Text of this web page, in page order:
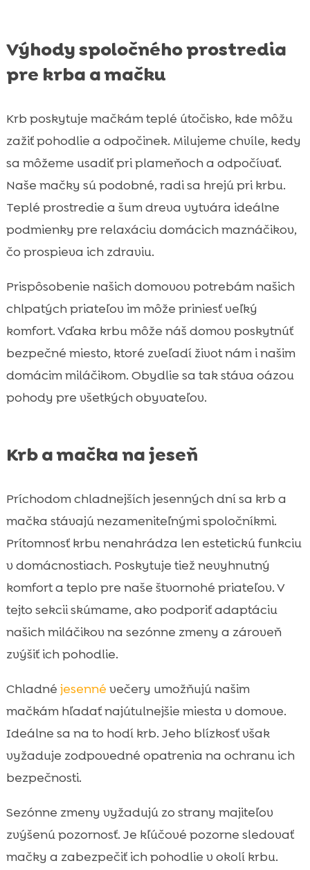
Výhody spoločného prostredia
pre krba a mačku
Krb poskytuje mačkám teplé útočisko, kde môžu
zažiť pohodlie a odpočinek. Milujeme chvíle, kedy
sa môžeme usadiť pri plameňoch a odpočívať.
Naše mačky sú podobné, radi sa hrejú pri krbu.
Teplé prostredie a šum dreva vytvára ideálne
podmienky pre relaxáciu domácich maznáčikov,
čo prospieva ich zdraviu.
Prispôsobenie našich domovov potrebám našich
chlpatých priateľov im môže priniesť veľký
komfort. Vďaka krbu môže náš domov poskytnúť
bezpečné miesto, ktoré zveľadí život nám i našim
domácim miláčikom. Obydlie sa tak stáva oázou
pohody pre všetkých obyvateľov.
Krb a mačka na jeseň
Príchodom chladnejších jesenných dní sa krb a
mačka stávajú nezameniteľnými spoločníkmi.
Prítomnosť krbu nenahrádza len estetickú funkciu
v domácnostiach. Poskytuje tiež nevyhnutný
komfort a teplo pre naše štvornohé priateľov. V
tejto sekcii skúmame, ako podporiť adaptáciu
našich miláčikov na sezónne zmeny a zároveň
zvýšiť ich pohodlie.
Chladné jesenné večery umožňujú našim
mačkám hľadať najútulnejšie miesta v domove.
Ideálne sa na to hodí krb. Jeho blízkosť však
vyžaduje zodpovedné opatrenia na ochranu ich
bezpečnosti.
Sezónne zmeny vyžadujú zo strany majiteľov
zvýšenú pozornosť. Je kľúčové pozorne sledovať
mačky a zabezpečiť ich pohodlie v okolí krbu.